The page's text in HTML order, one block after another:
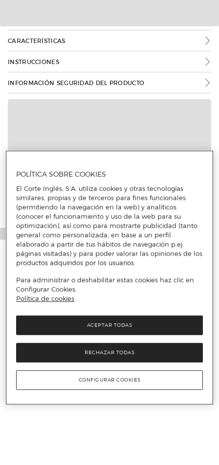
CARACTERÍSTICAS
INSTRUCCIONES
INFORMACIÓN SEGURIDAD DEL PRODUCTO
POLÍTICA SOBRE COOKIES
El Corte Inglés, S.A. utiliza cookies y otras tecnologías
similares, propias y de terceros para fines funcionales
(permitiendo la navegación en la web) y analíticos
(conocer el funcionamiento y uso de la web para su
optimización), así como para mostrarte publicidad (tanto
general como personalizada, en base a un perfil
elaborado a partir de tus hábitos de navegación p.ej.
páginas visitadas) y para poder valorar las opiniones de los
productos adquiridos por los usuarios.
Para administrar o deshabilitar estas cookies haz clic en
Configurar Cookies.
Política de cookies
RECHAZAR TODAS
ACEPTAR TODAS
CONFIGURAR COOKIES